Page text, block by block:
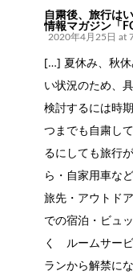
シ
ョ
ン
自粛後、旅行は
情報マガジン「
2020年4月25日 at
[…] 夏休み、秋休
い状況のため、
検討するには時
つまでも自粛し
るにしても旅行
ら・自家用車な
旅先・アウトド
での宿泊・ビュ
く ルームサー
ランから解禁に